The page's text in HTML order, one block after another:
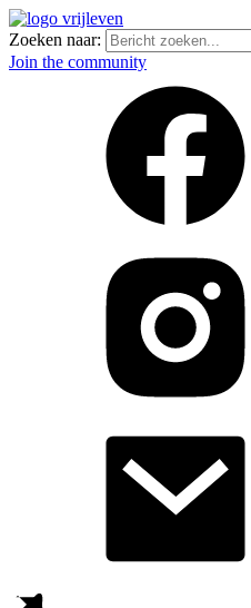
Zoeken naar:
Join the community